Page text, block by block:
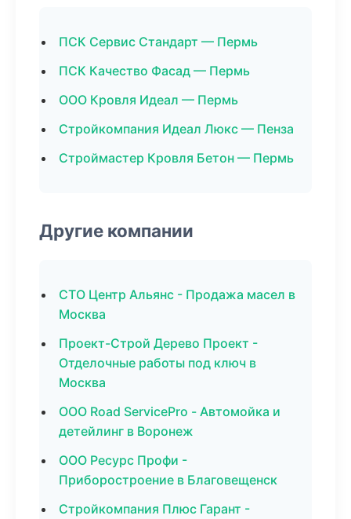
ПСК Сервис Стандарт — Пермь
ПСК Качество Фасад — Пермь
ООО Кровля Идеал — Пермь
Стройкомпания Идеал Люкс — Пенза
Строймастер Кровля Бетон — Пермь
Другие компании
СТО Центр Альянс - Продажа масел в
Москва
Проект-Строй Дерево Проект -
Отделочные работы под ключ в
Москва
ООО Road ServicePro - Автомойка и
детейлинг в Воронеж
ООО Ресурс Профи -
Приборостроение в Благовещенск
Стройкомпания Плюс Гарант -